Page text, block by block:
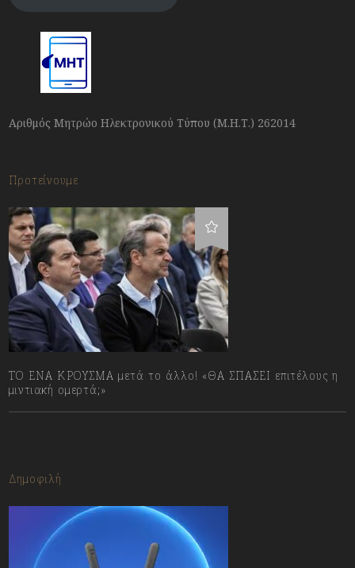
Αριθμός Μητρώο Ηλεκτρονικού Τύπου (Μ.Η.Τ.) 262014
Προτείνουμε
ΤΟ ΕΝΑ ΚΡΟΥΣΜΑ μετά το άλλο! «ΘΑ ΣΠΑΣΕΙ επιτέλους η
μιντιακή ομερτά;»
Δημοφιλή